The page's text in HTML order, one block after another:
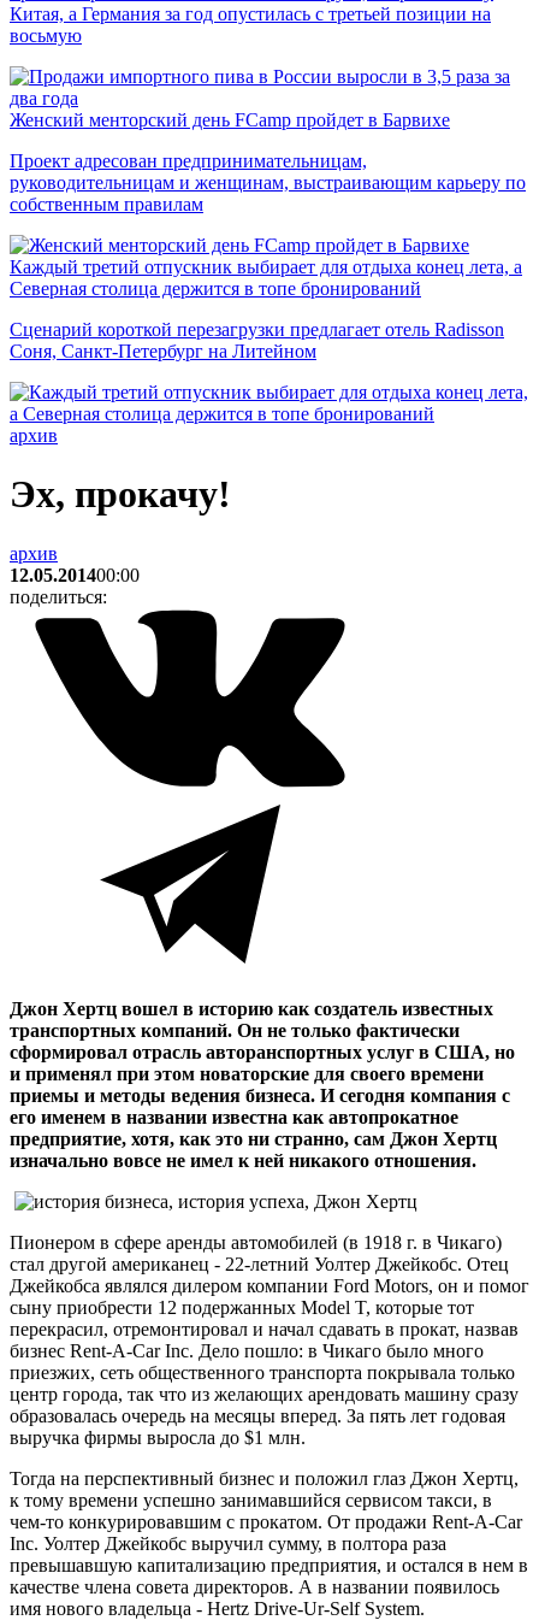
Китая, а Германия за год опустилась с третьей позиции на
восьмую
Женский менторский день FCamp пройдет в Барвихе
Проект адресован предпринимательницам,
руководительницам и женщинам, выстраивающим карьеру по
собственным правилам
Каждый третий отпускник выбирает для отдыха конец лета, а
Северная столица держится в топе бронирований
Сценарий короткой перезагрузки предлагает отель Radisson
Соня, Санкт-Петербург на Литейном
архив
Эх, прокачу!
архив
12.05.201400:00
поделиться:
Джон Хертц вошел в историю как создатель известных
транспортных компаний. Он не только фактически
сформировал отрасль авторанспортных услуг в США, но
и применял при этом новаторские для своего времени
приемы и методы ведения бизнеса. И сегодня компания с
его именем в названии известна как автопрокатное
предприятие, хотя, как это ни странно, сам Джон Хертц
изначально вовсе не имел к ней никакого отношения.
Пионером в сфере аренды автомобилей (в 1918 г. в Чикаго)
стал другой американец - 22-летний Уолтер Джейкобс. Отец
Джейкобса являлся дилером компании Ford Motors, он и помог
сыну приобрести 12 подержанных Model T, которые тот
перекрасил, отремонтировал и начал сдавать в прокат, назвав
бизнес Rent-A-Car Inc. Дело пошло: в Чикаго было много
приезжих, сеть общественного транспорта покрывала только
центр города, так что из желающих арендовать машину сразу
образовалась очередь на месяцы вперед. За пять лет годовая
выручка фирмы выросла до $1 млн.
Тогда на перспективный бизнес и положил глаз Джон Хертц,
к тому времени успешно занимавшийся сервисом такси, в
чем-то конкурировавшим с прокатом. От продажи Rent-A-Car
Inc. Уолтер Джейкобс выручил сумму, в полтора раза
превышавшую капитализацию предприятия, и остался в нем в
качестве члена совета директоров. А в названии появилось
имя нового владельца - Hertz Drive-Ur-Self System.